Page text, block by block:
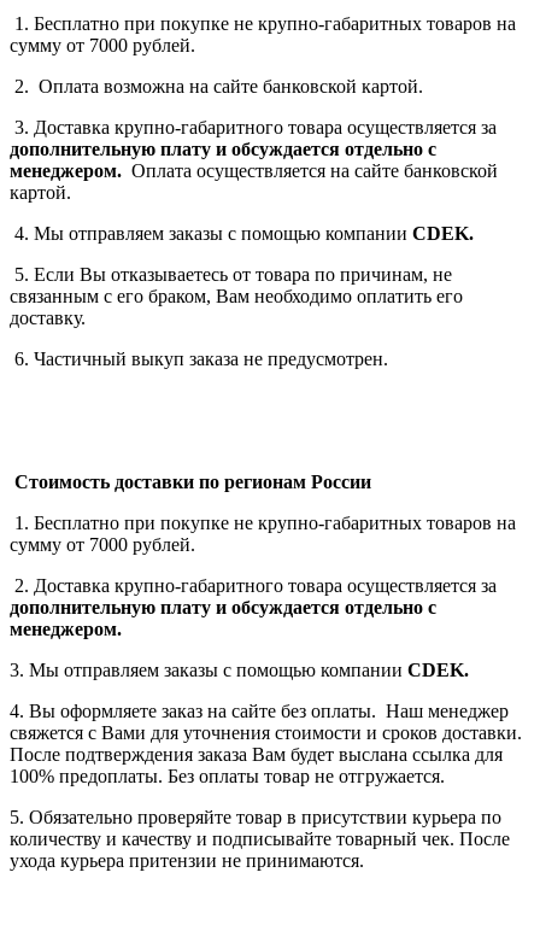
1. Бесплатно при покупке не крупно-габаритных товаров на
сумму от 7000 рублей.
2. Оплата возможна на сайте банковской картой.
3. Доставка крупно-габаритного товара осуществляется за
дополнительную плату и обсуждается отдельно с
менеджером. Оплата осуществляется на сайте банковской
картой.
4. Мы отправляем заказы с помощью компании СDEK.
5. Если Вы отказываетесь от товара по причинам, не
связанным с его браком, Вам необходимо оплатить его
доставку.
6. Частичный выкуп заказа не предусмотрен.
Стоимость доставки по регионам России
1. Бесплатно при покупке не крупно-габаритных товаров на
сумму от 7000 рублей.
2. Доставка крупно-габаритного товара осуществляется за
дополнительную плату и обсуждается отдельно с
менеджером.
3. Мы отправляем заказы с помощью компании СDEK.
4. Вы оформляете заказ на сайте без оплаты. Наш менеджер
свяжется с Вами для уточнения стоимости и сроков доставки.
После подтверждения заказа Вам будет выслана ссылка для
100% предоплаты. Без оплаты товар не отгружается.
5. Обязательно проверяйте товар в присутствии курьера по
количеству и качеству и подписывайте товарный чек. После
ухода курьера притензии не принимаются.